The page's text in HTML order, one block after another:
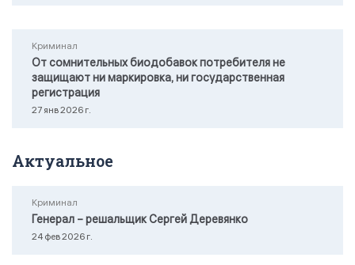
Криминал
От сомнительных биодобавок потребителя не
защищают ни маркировка, ни государственная
регистрация
27 янв 2026 г.
Актуальное
Криминал
Генерал – решальщик Сергей Деревянко
24 фев 2026 г.